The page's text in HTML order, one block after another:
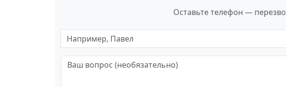
Оставьте телефон —